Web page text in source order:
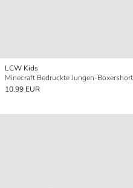
LCW Kids
10.99 EUR